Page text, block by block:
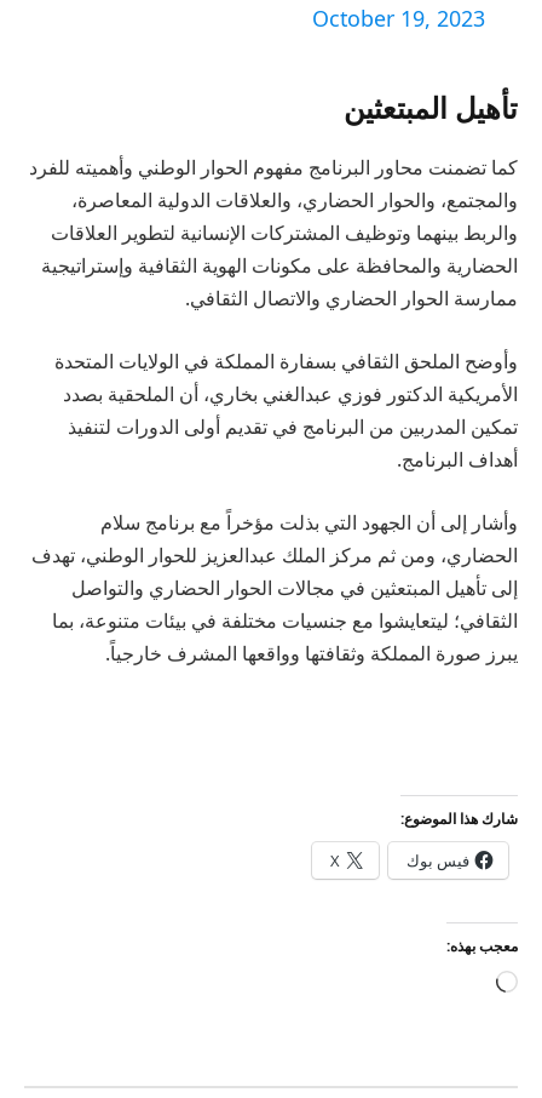
October 19, 2023
تأهيل المبتعثين
كما تضمنت محاور البرنامج مفهوم الحوار الوطني وأهميته للفرد
والمجتمع، والحوار الحضاري، والعلاقات الدولية المعاصرة،
والربط بينهما وتوظيف المشتركات الإنسانية لتطوير العلاقات
الحضارية والمحافظة على مكونات الهوية الثقافية وإستراتيجية
ممارسة الحوار الحضاري والاتصال الثقافي.
وأوضح الملحق الثقافي بسفارة المملكة في الولايات المتحدة
الأمريكية الدكتور فوزي عبدالغني بخاري، أن الملحقية بصدد
تمكين المدربين من البرنامج في تقديم أولى الدورات لتنفيذ
أهداف البرنامج.
وأشار إلى أن الجهود التي بذلت مؤخراً مع برنامج سلام
الحضاري، ومن ثم مركز الملك عبدالعزيز للحوار الوطني، تهدف
إلى تأهيل المبتعثين في مجالات الحوار الحضاري والتواصل
الثقافي؛ ليتعايشوا مع جنسيات مختلفة في بيئات متنوعة، بما
يبرز صورة المملكة وثقافتها وواقعها المشرف خارجياً.
شارك هذا الموضوع:
فيس بوك X
معجب بهذه:
جاري